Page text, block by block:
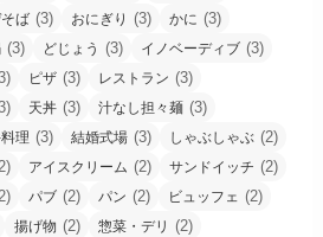
ば (3) おにぎり (3) かに (3)
(3) どじょう (3) イノベーディブ (3)
ピザ (3) レストラン (3)
天丼 (3) 汁なし担々麺 (3)
理 (3) 結婚式場 (3) しゃぶしゃぶ (2)
アイスクリーム (2) サンドイッチ (2)
パブ (2) パン (2) ビュッフェ (2)
揚げ物 (2) 惣菜・デリ (2)